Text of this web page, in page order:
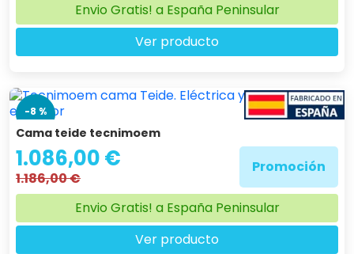
Envio Gratis! a España Peninsular
Ver producto
-8 %
Cama teide tecnimoem
1.086,00 €
1.186,00 €
Promoción
Envio Gratis! a España Peninsular
Ver producto